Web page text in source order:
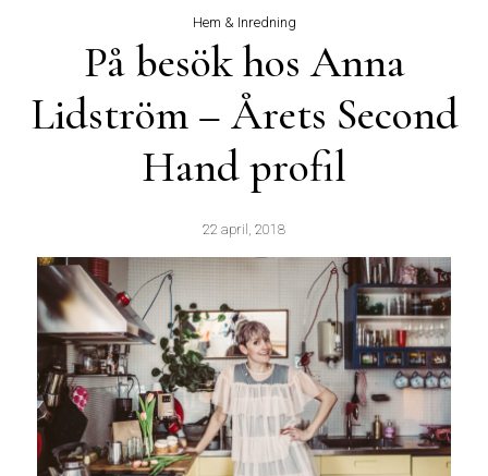
Hem & Inredning
På besök hos Anna
Lidström – Årets Second
Hand profil
22 april, 2018